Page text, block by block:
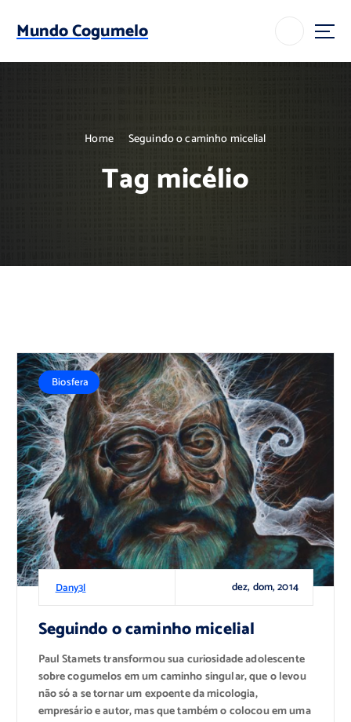
p
Mundo Cogumelo
Home Seguindo o caminho micelial
Tag micélio
Dany3l dez, dom, 2014
Biosfera
Seguindo o caminho micelial
Paul Stamets transformou sua curiosidade adolescente
sobre cogumelos em um caminho singular, que o levou
não só a se tornar um expoente da micologia,
empresário e autor, mas que também o colocou em uma